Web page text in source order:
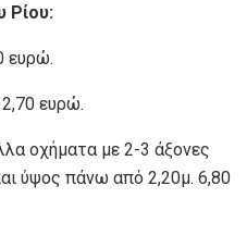
Ρίου:
ευρώ.
2,70 ευρώ.
οχήματα με 2-3 άξονες
ύψος πάνω από 2,20μ. 6,80